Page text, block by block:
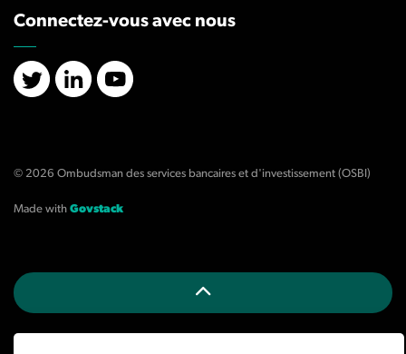
Connectez-vous avec nous
X/TwitterLinkedInYouTube
© 2026 Ombudsman des services bancaires et d'investissement (OSBI)
Made with Govstack